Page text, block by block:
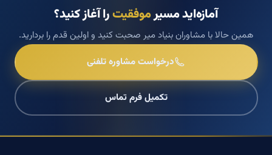
آمازه‌اید مسیرموفقیترا آغاز کنید؟
همین حالا با مشاوران بنیاد میر صحبت کنید و اولین قدم را بردارید.
درخواست مشاوره تلفنی
تکمیل فرم تماس